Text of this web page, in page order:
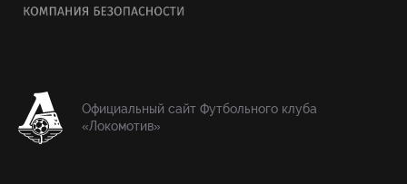
Официальный сайт Футбольного клуба
«Локомотив»